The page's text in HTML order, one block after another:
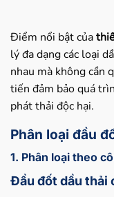
Điểm nổi bật của
lý đa dạng các loại
nhau mà không cần
tiến đảm bảo quá
phát thải độc hại.
Phân loại đầu
1. Phân loại theo
Đầu đốt dầu thải